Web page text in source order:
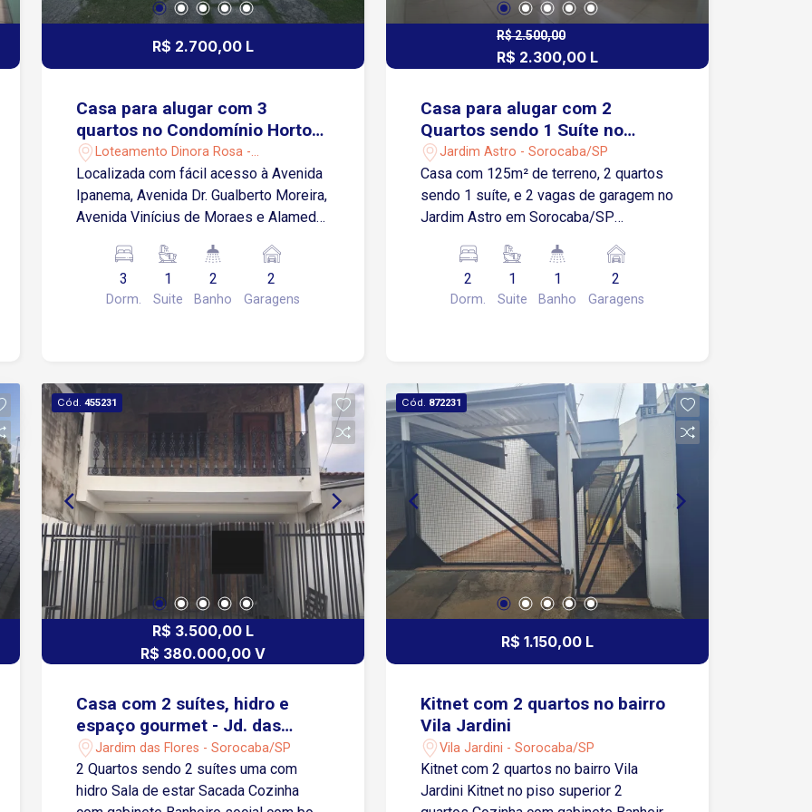
comerciais. Agende sua visita e
o seu negócio!
R$ 2.700,00 L
Casa para alugar com 3
quartos no Condomínio Horto
Florestal 1 em Sorocaba/SP
Loteamento Dinora Rosa -
Sorocaba/SP
Localizada com fácil acesso à Avenida
Ipanema, Avenida Dr. Gualberto Moreira,
Avenida Vinícius de Moraes e Alameda
infraestrutura, com supermercados,
escolas, farmácias, padarias e diversos
comércios e serviços. Sobre o imóvel:
Banheiro social Área de serviço Quintal
Garagem: 3 vagas descobertas
Condomínio oferece: Portaria 24 horas
Academia Quadra poliesportiva
Playground Quiosque com
churrasqueira Mini mercado Pista de
caminhada Ideal para quem deseja
morar em um condomínio completo,
com infraestrutura de lazer, segurança e
fácil acesso às principais vias da
cidade. Agende sua visita!
3
Dorm.
1
Suite
2
Banho
2
Garagens
R$ 2.500,00
R$ 2.300,00 L
Casa para alugar com 2
Quartos sendo 1 Suíte no
Jardim Astro em Sorocaba/SP
Jardim Astro - Sorocaba/SP
Casa com 125m² de terreno, 2 quartos
sendo 1 suíte, e 2 vagas de garagem no
Jardim Astro em Sorocaba/SP
Sala de estar Banheiro social Cozinha
Lavanderia 2 vagas de garagem, sendo
1 descoberta Localização: A poucos
metros da Rodovia Raposo Tavares A 3
minutos do Shopping Olga A 4 minutos
do Supermercado Confiança Região
com fácil acesso a uma das principais
avenidas da cidade e à rodovia que
interliga diversas cidades Agende sua
visita!
2
Dorm.
1
Suite
1
Banho
2
Garagens
Cód. 455231
R$ 3.500,00 L
R$ 380.000,00 V
Casa com 2 suítes, hidro e
espaço gourmet - Jd. das
Flores
Jardim das Flores - Sorocaba/SP
2 Quartos sendo 2 suítes uma com
hidro Sala de estar Sacada Cozinha
Cód. 872231
R$ 1.150,00 L
Kitnet com 2 quartos no bairro
Vila Jardini
Vila Jardini - Sorocaba/SP
Kitnet com 2 quartos no bairro Vila
Jardini Kitnet no piso superior 2